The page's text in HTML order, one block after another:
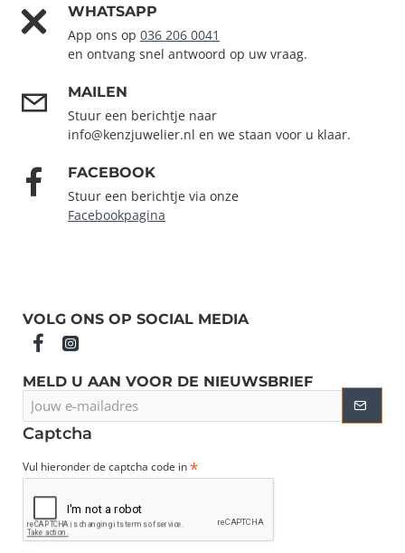
WHATSAPP
App ons op 036 206 0041
en ontvang snel antwoord op uw vraag.
MAILEN
Stuur een berichtje naar
info@kenzjuwelier.nl en we staan voor u klaar.
FACEBOOK
Stuur een berichtje via onze
Facebookpagina
VOLG ONS OP SOCIAL MEDIA
MELD U AAN VOOR DE NIEUWSBRIEF
e-
mailadres
Captcha
Vul hieronder de captcha code in